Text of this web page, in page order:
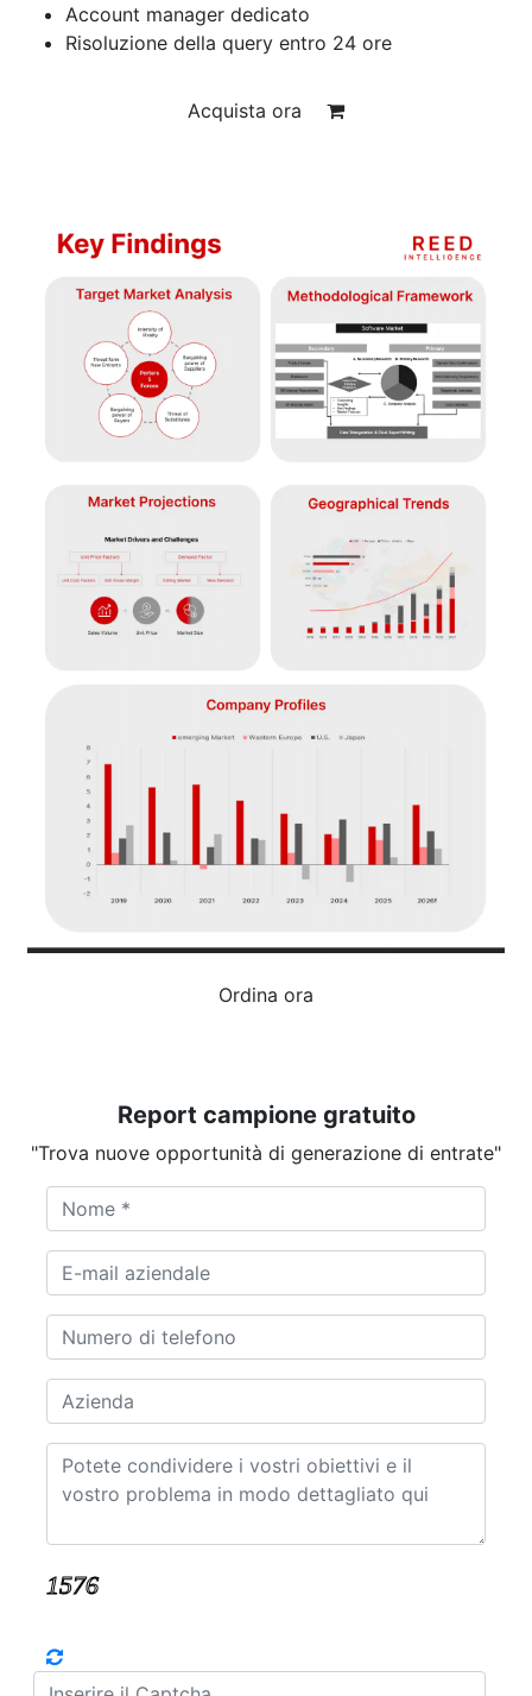
Account manager dedicato
Risoluzione della query entro 24 ore
Acquista ora
Ordina ora
Report campione gratuito
"Trova nuove opportunità di generazione di entrate"